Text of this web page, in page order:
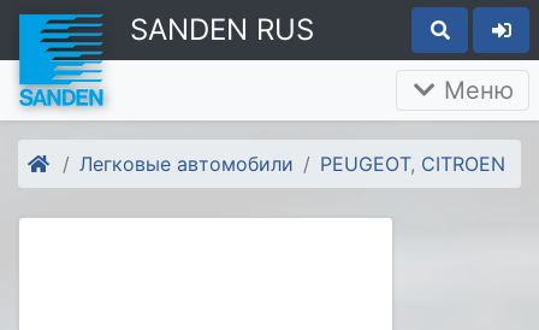
SANDEN RUS
Меню
Легковые автомобили PEUGEOT, CITROEN